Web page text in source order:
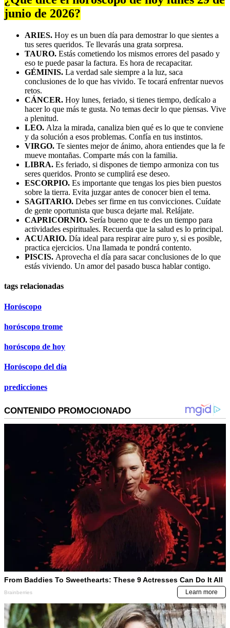
junio de 2026?
ARIES. Hoy es un buen día para demostrar lo que sientes a
tus seres queridos. Te llevarás una grata sorpresa.
TAURO. Estás cometiendo los mismos errores del pasado y
eso te puede pasar la factura. Es hora de recapacitar.
GÉMINIS. La verdad sale siempre a la luz, saca
conclusiones de lo que has vivido. Te tocará enfrentar nuevos
retos.
CÁNCER. Hoy lunes, feriado, si tienes tiempo, dedícalo a
hacer lo que más te gusta. No temas decir lo que piensas. Vive
a plenitud.
LEO. Alza la mirada, canaliza bien qué es lo que te conviene
y da solución a esos problemas. Confía en tus instintos.
VIRGO. Te sientes mejor de ánimo, ahora entiendes que la fe
mueve montañas. Comparte más con la familia.
LIBRA. Es feriado, si dispones de tiempo armoniza con tus
seres queridos. Pronto se cumplirá ese deseo.
ESCORPIO. Es importante que tengas los pies bien puestos
sobre la tierra. Evita juzgar antes de conocer bien el tema.
SAGITARIO. Debes ser firme en tus convicciones. Cuídate
de gente oportunista que busca dejarte mal. Relájate.
CAPRICORNIO. Sería bueno que te des un tiempo para
actividades espirituales. Recuerda que la salud es lo principal.
ACUARIO. Día ideal para respirar aire puro y, si es posible,
practica ejercicios. Una llamada te pondrá contento.
PISCIS. Aprovecha el día para sacar conclusiones de lo que
estás viviendo. Un amor del pasado busca hablar contigo.
tags relacionadas
Horóscopo
horóscopo trome
horóscopo de hoy
Horóscopo del día
predicciones